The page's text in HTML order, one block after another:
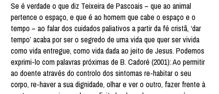
Se é verdade o que diz Teixeira de Pascoais – que ao animal
pertence o espaço, e que é ao homem que cabe o espaço e o
tempo – ao falar dos cuidados paliativos a partir da fé cristã, ‘dar
tempo’ acaba por ser o segredo de uma vida que quer ser vivida
como vida entregue, como vida dada ao jeito de Jesus. Podemos
exprimi-lo com palavras próximas de B. Cadoré (2001): Ao permitir
ao doente através do controlo dos sintomas re-habitar o seu
corpo, re-haver a sua dignidade, olhar e ver o outro, fazer frente à